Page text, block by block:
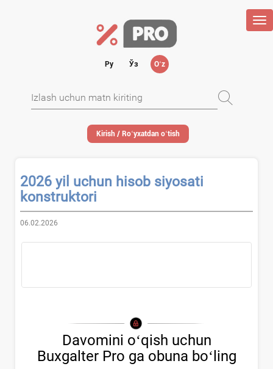
Ру Ўз Oʻz
Kirish / Roʻyхatdan oʻtish
2026 yil uchun hisob siyosati
konstruktori
06.02.2026
Davomini oʻqish uchun
Buxgalter Pro ga obuna boʻling